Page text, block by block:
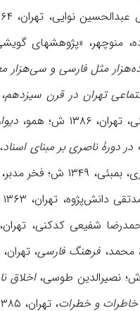
تهران، ۱۳۶۴ ش؛ سالور، قهرمان میرزا (عین‌السلطنه)،
مثل فارسی و سی‌هزار
تهران در قرن سیزدهم،
ش؛ همو،
دورۀ ناصری بر مبنای اسناد،
فخر مدبر، محمد،
تهران، ۱۳۶۳ ش؛ گروسین، هادی،
کدکنی، تهران، ۱۳۶۶ ش؛ مستوفی، عبدالله،
فرهنگ فارسی، تهران، ۱۳۸۶ ش؛ مولوی،
اخلاق
خاطرات و خطرات، تهران، ۱۳۸۵ ش.